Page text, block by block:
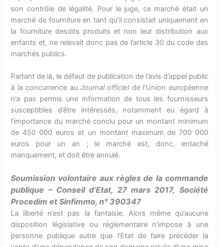
son contrôle de légalité. Pour le juge, ce marché était un
marché de fourniture en tant qu’il consistait uniquement en
la fourniture desdits produits et non leur distribution aux
enfants et, ne relevait donc pas de l’article 30 du code des
marchés publics.
Partant de là, le défaut de publication de l’avis d’appel public
à la concurrence au Journal officielde l’Union européenne
n’a pas permis une information de tous les fournisseurs
susceptibles d’être intéressés, notamment eu égard à
l’importance du marché conclu pour un montant minimum
de 450 000 euros et un montant maximum de 700 000
euros pour un an ; le marché est, donc, entaché
manquement, et doit être annulé.
Soumission volontaire aux règles de la commande
publique – Conseil d’Etat, 27 mars 2017, Société
Procedim et Sinfimmo, n° 390347
La liberté n’est pas la fantaisie. Alors même qu’aucune
disposition législative ou réglementaire n’impose à une
personne publique autre que l’Etat de faire précéder la